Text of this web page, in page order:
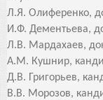
Л.Я. Олиференко,
И.Ф. Дементьева,
Л.В. Мардахаев,
А.М. Кушнир,
Д.В. Григорьев,
В.В. Морозов,